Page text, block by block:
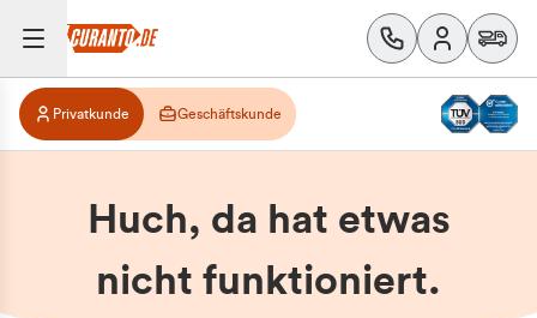
Privatkunde Geschäftskunde
Huch, da hat etwas
nicht funktioniert.